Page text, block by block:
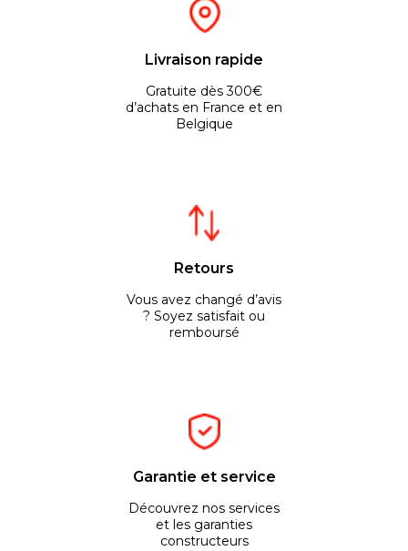
Livraison rapide
Gratuite dès 300€
d’achats en France et en
Belgique
Retours
Vous avez changé d’avis
? Soyez satisfait ou
remboursé
Garantie et service
Découvrez nos services
et les garanties
constructeurs